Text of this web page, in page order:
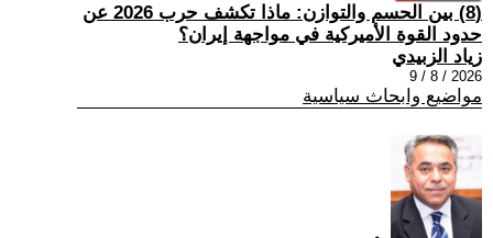
(8) بين الحسم والتوازن: ماذا تكشف حرب 2026 عن
حدود القوة الأميركية في مواجهة إيران؟
زياد الزبيدي
2026 / 8 / 9
مواضيع وابحاث سياسية